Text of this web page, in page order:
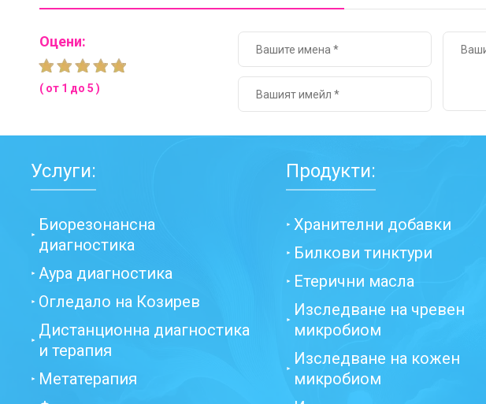
Оцени:
( от 1 до 5 )
Услуги:
Биорезонансна
диагностика
Аура диагностика
Огледало на Козирев
Дистанционна диагностика
и терапия
Метатерапия
Продукти:
Хранителни добавки
Билкови тинктури
Етерични масла
Изследване на чревен
микробиом
Изследване на кожен
микробиом